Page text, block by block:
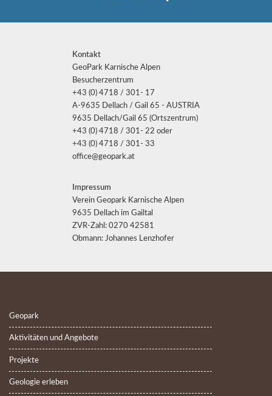
Kontakt
GeoPark Karnische Alpen
Besucherzentrum
+43 (0) 4718 / 301- 17
A-9635 Dellach / Gail 65 - AUSTRIA
9635 Dellach/Gail 65 (Ortszentrum)
+43 (0) 4718 / 301- 22 oder
+43 (0) 4718 / 301- 33
office@geopark.at
Impressum
Verein Geopark Karnische Alpen
9635 Dellach im Gailtal
ZVR-Zahl: 0270 42581
Obmann: Johannes Lenzhofer
Geopark
Aktivitäten und Angebote
Projekte
Geologie erleben